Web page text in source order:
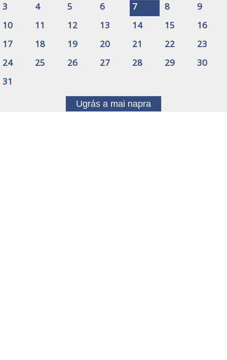
3
4 5 6 7 8
9
10
11 12 13 14 15
16
17
18 19 20 21 22
23
24
25 26 27 28 29
30
31
Ugrás a mai napra